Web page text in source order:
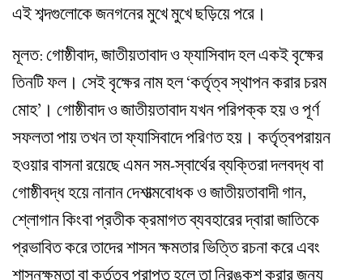
এই শব্দগুলোকে জনগনের মুখে মুখে ছড়িয়ে পরে।
মূলত: গোষ্ঠীবাদ, জাতীয়তাবাদ ও ফ্যাসিবাদ হল একই বৃক্ষের
তিনটি ফল। সেই বৃক্ষের নাম হল ‘কর্তৃত্ব স্থাপন করার চরম
মোহ’। গোষ্ঠীবাদ ও জাতীয়তাবাদ যখন পরিপক্ক হয় ও পূর্ণ
সফলতা পায় তখন তা ফ্যাসিবাদে পরিণত হয়। কর্তৃত্বপরায়ন
হওয়ার বাসনা রয়েছে এমন সম-স্বার্থের ব্যক্তিরা দলবদ্ধ বা
গোষ্ঠীবদ্ধ হয়ে নানান দেশাত্মবোধক ও জাতীয়তাবাদী গান,
শ্লোগান কিংবা প্রতীক ক্রমাগত ব্যবহারের দ্বারা জাতিকে
প্রভাবিত করে তাদের শাসন ক্ষমতার ভিত্তি রচনা করে এবং
শাসনক্ষমতা বা কর্তৃত্ব প্রাপ্ত হলে তা নিরঙ্কুশ করার জন্য